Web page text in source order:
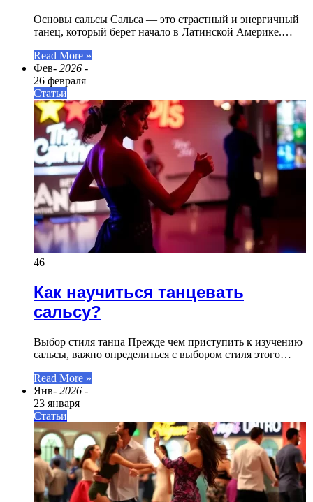
Основы сальсы Сальса — это страстный и энергичный
танец, который берет начало в Латинской Америке.…
Read More »
Фев- 2026 -
26 февраля
Статьи
46
Как научиться танцевать
сальсу?
Выбор стиля танца Прежде чем приступить к изучению
сальсы, важно определиться с выбором стиля этого…
Read More »
Янв- 2026 -
23 января
Статьи